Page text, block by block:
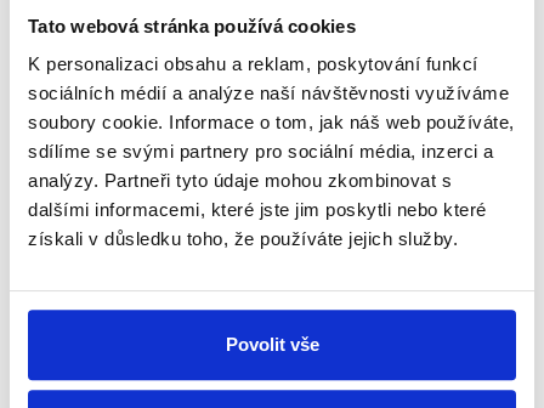
Tato webová stránka používá cookies
K personalizaci obsahu a reklam, poskytování funkcí
sociálních médií a analýze naší návštěvnosti využíváme
soubory cookie. Informace o tom, jak náš web používáte,
sdílíme se svými partnery pro sociální média, inzerci a
analýzy. Partneři tyto údaje mohou zkombinovat s
dalšími informacemi, které jste jim poskytli nebo které
získali v důsledku toho, že používáte jejich služby.
Povolit vše
Nepravdivé tvrzení z příspěvku na 4chanu následně
přebírali další lidé, kteří jej
na síti X (dříve Twitter), kde jeden zpříspěvkůvidělo
přes 11 milionů uživatelů. Samotné fórum 4chan je
kompletněanonymní, a nelze tak zaručit, že identita
místních přispěvatelů odpovídá té, za kterou se
vydávají. V minulosti se na fóru navíc hojněšířily
konspirační teorie. Doplňme, že vyjádření smyšleného
odstřelovače z 4chanu již vyvracely mj. fact-
Snopes,Newtral,Malditači agenturyAPaAFP.